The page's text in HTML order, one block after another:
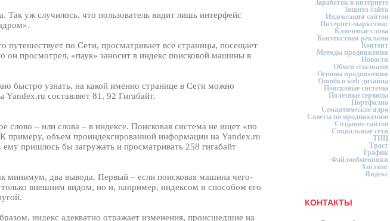
Так уж случилось, что пользователь видит лишь интерфейс
путешествует по Сети, просматривает все страницы, посещает
он просмотрел, «паук» заносит в индекс поисковой машины в
быстро узнать, на какой именно странице в Сети можно
составляет 81, 92 Гигабайт.
слово – или слова – в индексе. Поисковая система не ищет «по
примеру, объем проиндексированной информации на Yandex.ru
ему пришлось бы загружать и просматривать 258 гигабайт
минимум, два вывода. Первый – если поисковая машина чего-
внешним видом, но и, например, индексом и способом его
индекс адекватно отражает изменения, происшедшие на
Заработок в интернете
Защита сайта
Индексация сайтов
Интернет-маркетинг
Ключевые слова
Контекстная реклама
Контент
Методы продвижения
Новости
Обмен ссылками
Основы продвижения
Ошибки web-дизайна
Поисковые системы
Полезные сервисы
Портфолио
Семантическое ядро
Советы по продвижению
Создание сайтов
Социальные сети
ТИЦ
Траст
Трафик
Файлообменники
Хостинг
Яндекс
КОНТАКТЫ